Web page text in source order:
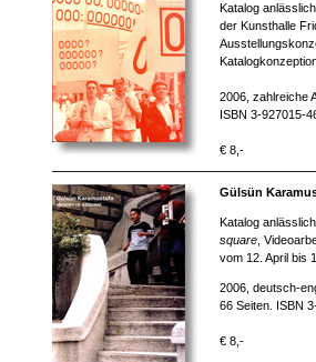
Katalog
der Kunsthalle
2006, zahlreiche
ISBN 3-927015-
€ 8,-
Gülsün
Katalog
square ,
vom 12. April bis
2006, deutsch-
66 Seiten. ISBN
€ 8,-